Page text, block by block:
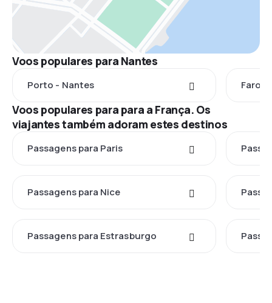
Voos populares para Nantes
Porto - Nantes Faro -
Voos populares para para a França. Os
viajantes também adoram estes destinos
Passagens para Paris
Passagens para Nice
Passagens para Estrasburgo